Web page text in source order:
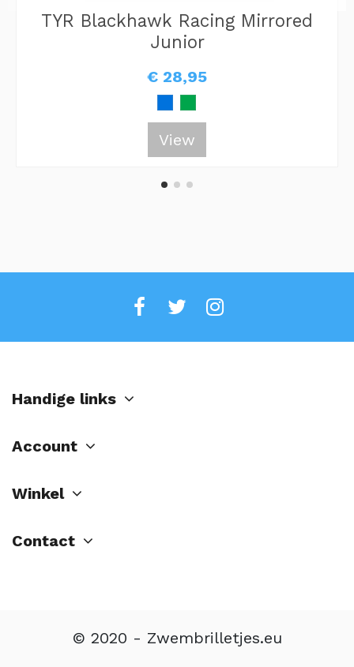
TYR Blackhawk Racing Mirrored
Junior
€ 28,95
View
Handige links
Account
Winkel
Contact
© 2020 - Zwembrilletjes.eu